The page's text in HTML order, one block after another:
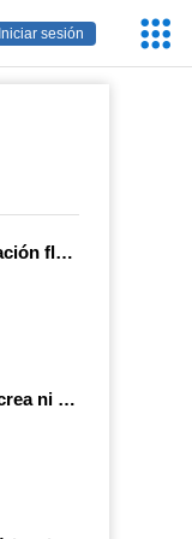
Iniciar sesión
"Coheté": ¡Levitación flamígera!
La energía ni se crea ni se destruye... ¡se experimenta! El Tierno en la Feria Madrid es Ciencia 2026